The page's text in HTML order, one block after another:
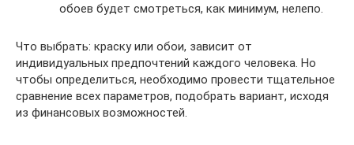
обоев будет смотреться, как минимум, нелепо.
Что выбрать: краску или обои, зависит от
индивидуальных предпочтений каждого человека. Но
чтобы определиться, необходимо провести тщательное
сравнение всех параметров, подобрать вариант, исходя
из финансовых возможностей.